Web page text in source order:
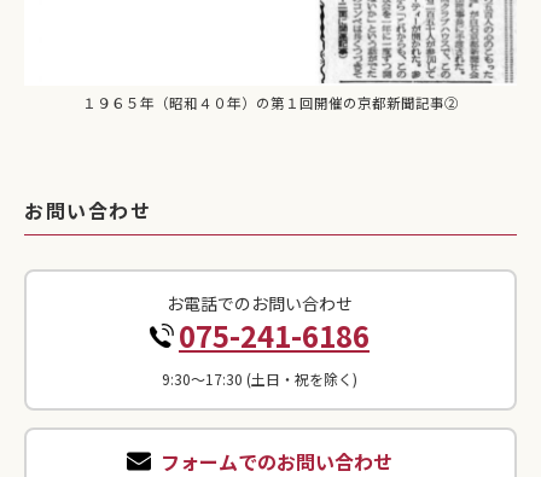
１９６５年（昭和４０年）の第１回開催の京都新聞記事②
お問い合わせ
お電話でのお問い合わせ
075-241-6186
9:30〜17:30 (土日・祝を除く)
フォームでのお問い合わせ